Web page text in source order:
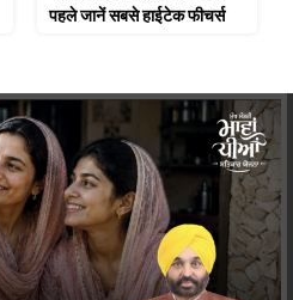
पहले जानें सबसे हाईटेक फीचर्स